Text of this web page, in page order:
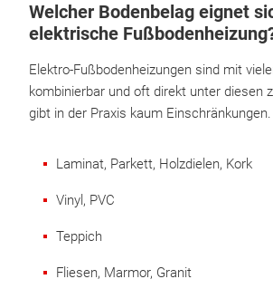
Welcher Bodenbelag eignet
elektrische
Elektro-Fußbodenheizungen sind mit
kombinierbar und oft direkt unter diesen
gibt in der Praxis kaum
Laminat, Parkett, Holzdielen, Kork
Vinyl, PVC
Teppich
Fliesen, Marmor, Granit